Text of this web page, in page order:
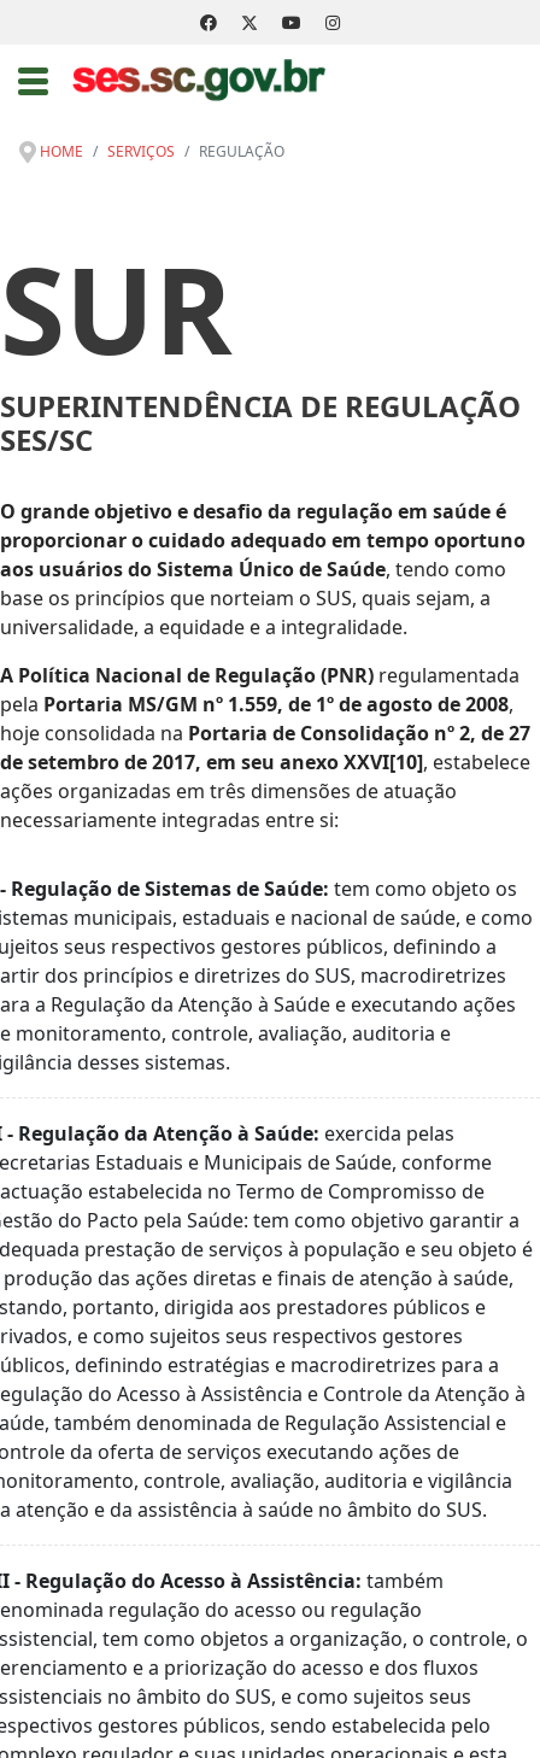
HOME SERVIÇOS REGULAÇÃO
SUR
SUPERINTENDÊNCIA DE REGULAÇÃO
SES/SC
O grande objetivo e desafio da regulação em saúde é
proporcionar o cuidado adequado em tempo oportuno
aos usuários do Sistema Único de Saúde, tendo como
base os princípios que norteiam o SUS, quais sejam, a
universalidade, a equidade e a integralidade.
A Política Nacional de Regulação (PNR) regulamentada
pela Portaria MS/GM nº 1.559, de 1º de agosto de 2008,
hoje consolidada na Portaria de Consolidação nº 2, de 27
de setembro de 2017, em seu anexo XXVI[10], estabelece
ações organizadas em três dimensões de atuação
necessariamente integradas entre si:
Regulação de Sistemas de Saúde: tem como objeto os
municipais, estaduais e nacional de saúde, e como
seus respectivos gestores públicos, definindo a
dos princípios e diretrizes do SUS, macrodiretrizes
a Regulação da Atenção à Saúde e executando ações
monitoramento, controle, avaliação, auditoria e
desses sistemas.
- Regulação da Atenção à Saúde: exercida pelas
Estaduais e Municipais de Saúde, conforme
estabelecida no Termo de Compromisso de
do Pacto pela Saúde: tem como objetivo garantir a
prestação de serviços à população e seu objeto é
produção das ações diretas e finais de atenção à saúde,
portanto, dirigida aos prestadores públicos e
e como sujeitos seus respectivos gestores
definindo estratégias e macrodiretrizes para a
do Acesso à Assistência e Controle da Atenção à
também denominada de Regulação Assistencial e
da oferta de serviços executando ações de
controle, avaliação, auditoria e vigilância
atenção e da assistência à saúde no âmbito do SUS.
- Regulação do Acesso à Assistência: também
regulação do acesso ou regulação
tem como objetos a organização, o controle, o
e a priorização do acesso e dos fluxos
no âmbito do SUS, e como sujeitos seus
gestores públicos, sendo estabelecida pelo